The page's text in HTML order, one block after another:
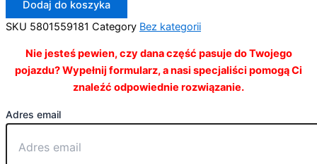
Dodaj do koszyka
SKU 5801559181 Category Bez kategorii
Nie jesteś pewien, czy dana część pasuje do Twojego
pojazdu? Wypełnij formularz, a nasi specjaliści pomogą Ci
znaleźć odpowiednie rozwiązanie.
Adres email